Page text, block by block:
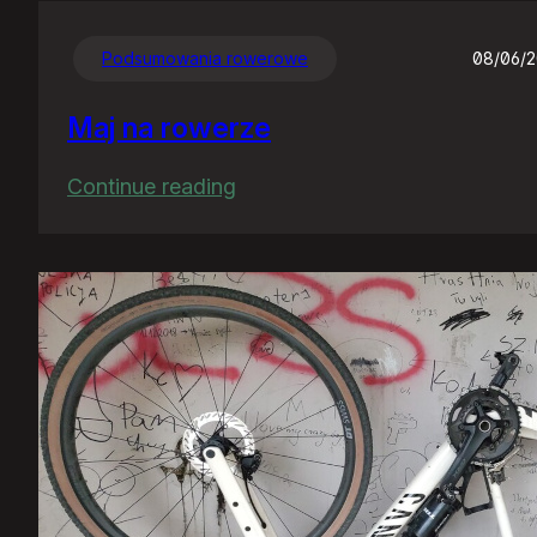
Podsumowania rowerowe 08/06/
Maj na rowerze
Continue reading
rowerze